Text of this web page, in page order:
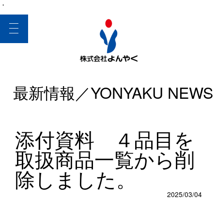
・
toggle
navigation
最新情報／YONYAKU NEWS
添付資料 ４品目を
取扱商品一覧から削
除しました。
2025/03/04